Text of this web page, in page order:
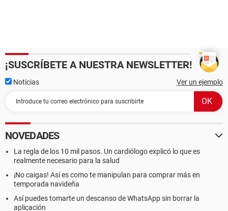
¡SUSCRÍBETE A NUESTRA NEWSLETTER!
Noticias Ver un ejemplo
NOVEDADES
La regla de los 10 mil pasos. Un cardiólogo explicó lo que es
realmente necesario para la salud
¡No caigas! Así es como te manipulan para comprar más en
temporada navideña
Así puedes tomarte un descanso de WhatsApp sin borrar la
aplicación